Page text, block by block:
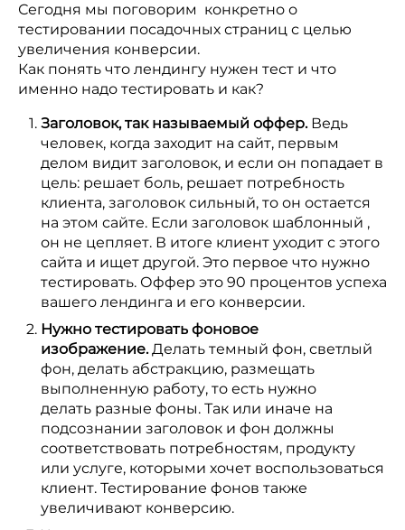
Сегодня мы поговорим конкретно о
тестировании посадочных страниц с целью
увеличения конверсии.
Как понять что лендингу нужен тест и что
именно надо тестировать и как?
Заголовок, так называемый оффер.Ведь
человек, когда заходит на сайт, первым
делом видит заголовок, и если он попадает в
цель: решает боль, решает потребность
клиента, заголовок сильный, то он остается
на этом сайте. Если заголовок шаблонный ,
он не цепляет. В итоге клиент уходит с этого
сайта и ищет другой. Это первое что нужно
тестировать. Оффер это 90 процентов успеха
вашего лендинга и его конверсии.
Нужно тестировать фоновое
изображение.Делать темный фон, светлый
фон, делать абстракцию, размещать
выполненную работу, то есть нужно
делать разные фоны. Так или иначе на
подсознании заголовок и фон должны
соответствовать потребностям, продукту
или услуге, которыми хочет воспользоваться
клиент. Тестирование фонов также
увеличивают конверсию.